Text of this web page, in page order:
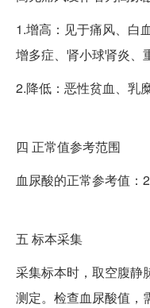
1.增高：见于痛风、白
增多症、肾小球肾炎、
2.降低：恶性贫血、乳
四 正常值参考范围
血尿酸的正常参考值：
五 标本采集
采集标本时，取空腹静
测定。检查血尿酸值，